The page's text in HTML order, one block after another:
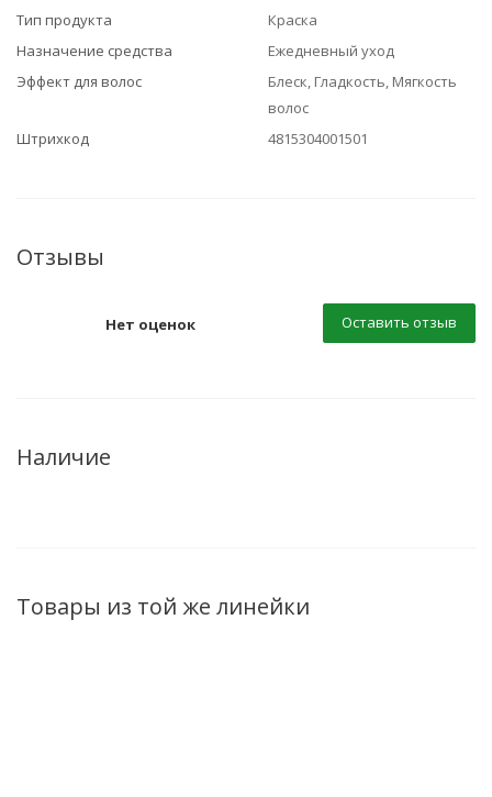
Тип продукта
Краска
Назначение средства
Ежедневный уход
Эффект для волос
Блеск, Гладкость, Мягкость
волос
Штрихкод
4815304001501
Отзывы
Нет оценок Оставить отзыв
Наличие
Товары из той же линейки